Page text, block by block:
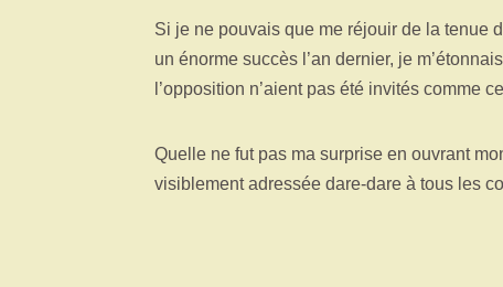
Si je ne pouvais que me réjouir de la tenue
un énorme succès l’an dernier, je
l’opposition n’aient pas été invités comme
Quelle ne fut pas ma surprise en ouvrant
visiblement adressée dare-dare à tous les